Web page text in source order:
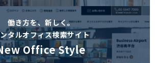
働き方を、新しく。
タルオフィス検索サイト
Office Style